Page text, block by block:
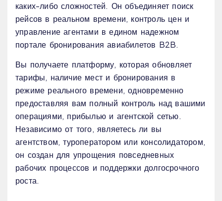
каких-либо сложностей. Он объединяет поиск
рейсов в реальном времени, контроль цен и
управление агентами в едином надежном
портале бронирования авиабилетов B2B.
Вы получаете платформу, которая обновляет
тарифы, наличие мест и бронирования в
режиме реального времени, одновременно
предоставляя вам полный контроль над вашими
операциями, прибылью и агентской сетью.
Независимо от того, являетесь ли вы
агентством, туроператором или консолидатором,
он создан для упрощения повседневных
рабочих процессов и поддержки долгосрочного
роста.